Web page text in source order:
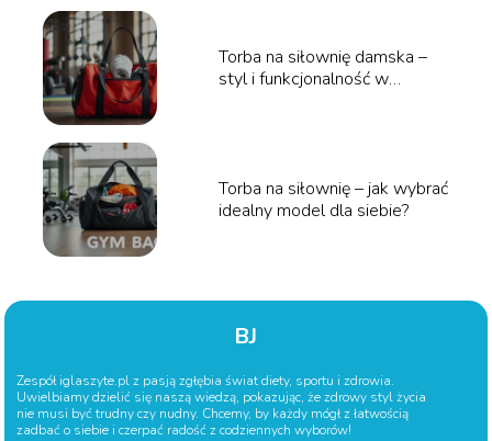
Torba na siłownię damska –
styl i funkcjonalność w
Torba na siłownię – jak wybrać
idealny model dla siebie?
BJ
Zespół iglaszyte.pl z pasją zgłębia świat diety, sportu i zdrowia.
Uwielbiamy dzielić się naszą wiedzą, pokazując, że zdrowy styl życia
nie musi być trudny czy nudny. Chcemy, by każdy mógł z łatwością
zadbać o siebie i czerpać radość z codziennych wyborów!